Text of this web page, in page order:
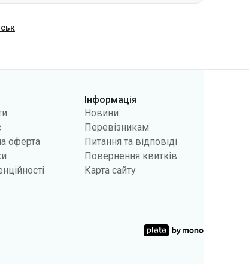
оферта
Інформація
Новини
Перевізникам
Питання та відповіді
Повернення квитків
Карта сайту